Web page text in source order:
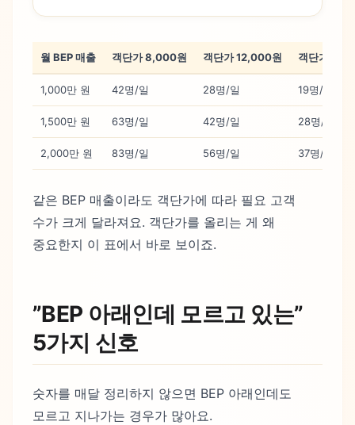
월 BEP 매출 객단가 8,000원 객단가 12,000원 객단가
1,000만 원 42명/일 28명/일 19명/일
1,500만 원 63명/일 42명/일 28명/일
2,000만 원 83명/일 56명/일 37명/일
같은 BEP 매출이라도 객단가에 따라 필요 고객
수가 크게 달라져요. 객단가를 올리는 게 왜
중요한지 이 표에서 바로 보이죠.
”BEP 아래인데 모르고 있는”
5가지 신호
숫자를 매달 정리하지 않으면 BEP 아래인데도
모르고 지나가는 경우가 많아요.